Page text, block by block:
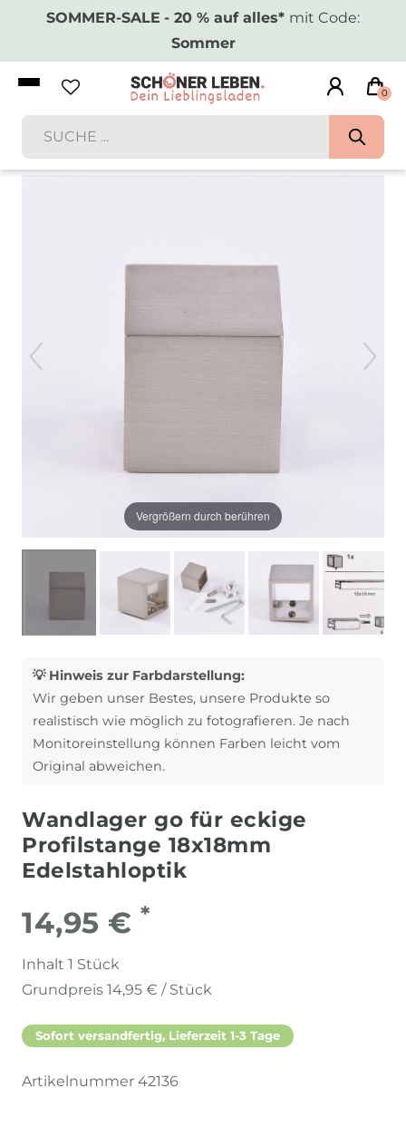
SOMMER-SALE - 20 % auf alles* mit Code:
Sommer
0
Vergrößern durch berühren
💡 Hinweis zur Farbdarstellung:
Wir geben unser Bestes, unsere Produkte so
realistisch wie möglich zu fotografieren. Je nach
Monitoreinstellung können Farben leicht vom
Original abweichen.
Wandlager go für eckige
Profilstange 18x18mm
Edelstahloptik
14,95 € *
Inhalt 1 Stück
Grundpreis 14,95 € / Stück
Sofort versandfertig, Lieferzeit 1-3 Tage
Artikelnummer 42136